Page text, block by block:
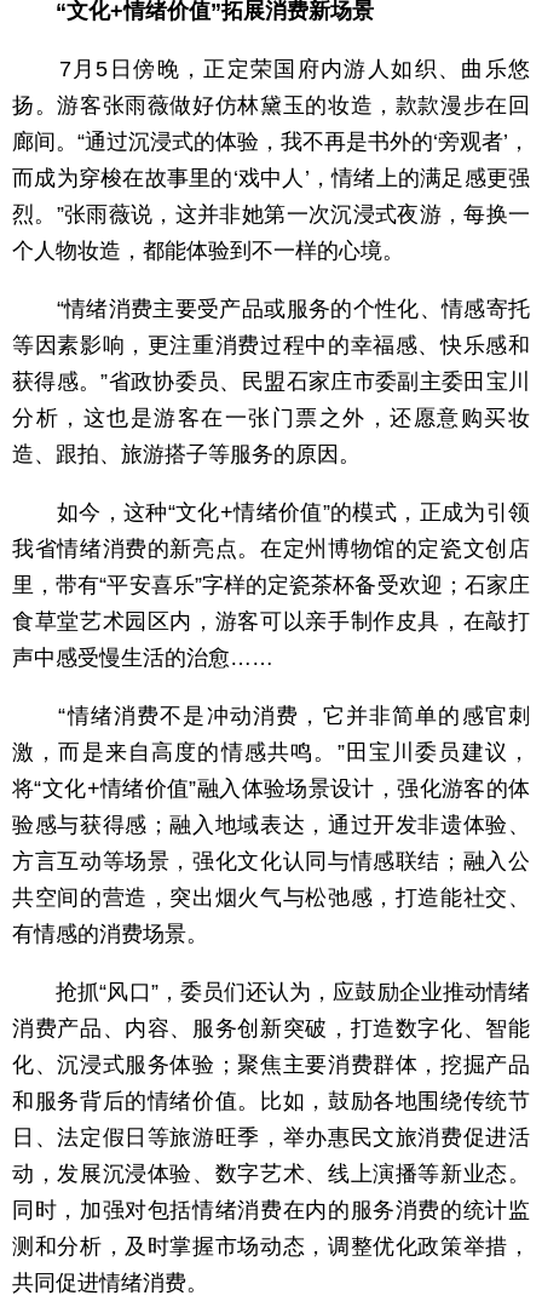
“文化+情绪价值”拓展消费新场景
7月5日傍晚，正定荣国府内游人如织、曲乐悠
扬。游客张雨薇做好仿林黛玉的妆造，款款漫步在回
廊间。“通过沉浸式的体验，我不再是书外的‘旁观者’，
而成为穿梭在故事里的‘戏中人’，情绪上的满足感更强
烈。”张雨薇说，这并非她第一次沉浸式夜游，每换一
个人物妆造，都能体验到不一样的心境。
“情绪消费主要受产品或服务的个性化、情感寄托
等因素影响，更注重消费过程中的幸福感、快乐感和
获得感。”省政协委员、民盟石家庄市委副主委田宝川
分析，这也是游客在一张门票之外，还愿意购买妆
造、跟拍、旅游搭子等服务的原因。
如今，这种“文化+情绪价值”的模式，正成为引领
我省情绪消费的新亮点。在定州博物馆的定瓷文创店
里，带有“平安喜乐”字样的定瓷茶杯备受欢迎；石家庄
食草堂艺术园区内，游客可以亲手制作皮具，在敲打
声中感受慢生活的治愈……
“情绪消费不是冲动消费，它并非简单的感官刺
激，而是来自高度的情感共鸣。”田宝川委员建议，
将“文化+情绪价值”融入体验场景设计，强化游客的体
验感与获得感；融入地域表达，通过开发非遗体验、
方言互动等场景，强化文化认同与情感联结；融入公
共空间的营造，突出烟火气与松弛感，打造能社交、
有情感的消费场景。
抢抓“风口”，委员们还认为，应鼓励企业推动情绪
消费产品、内容、服务创新突破，打造数字化、智能
化、沉浸式服务体验；聚焦主要消费群体，挖掘产品
和服务背后的情绪价值。比如，鼓励各地围绕传统节
日、法定假日等旅游旺季，举办惠民文旅消费促进活
动，发展沉浸体验、数字艺术、线上演播等新业态。
同时，加强对包括情绪消费在内的服务消费的统计监
测和分析，及时掌握市场动态，调整优化政策举措，
共同促进情绪消费。